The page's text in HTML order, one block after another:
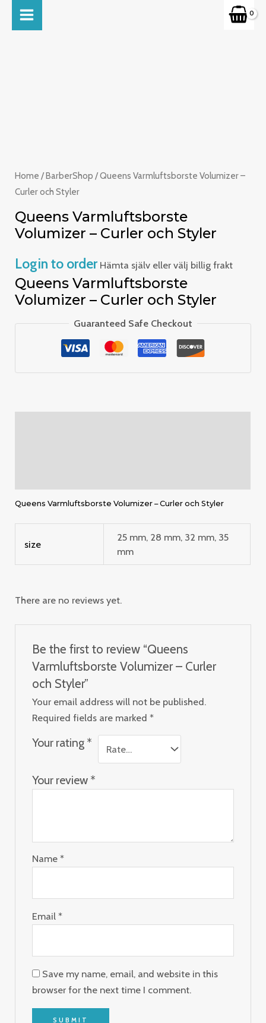
MAIN
Home /BarberShop / Queens Varmluftsborste Volumizer –
Curler och Styler
Queens Varmluftsborste
Volumizer – Curler och Styler
Login to order Hämta själv eller välj billig frakt
Queens Varmluftsborste
Volumizer – Curler och Styler
Guaranteed Safe Checkout
Queens Varmluftsborste Volumizer – Curler och Styler
size
25 mm, 28 mm, 32 mm, 35
mm
There are no reviews yet.
Be the first to review “Queens
Varmluftsborste Volumizer – Curler
och Styler”
Your email address will not be published.
Required fields are marked *
Your rating *
Your review *
Name *
Email *
Save my name, email, and website in this
browser for the next time I comment.